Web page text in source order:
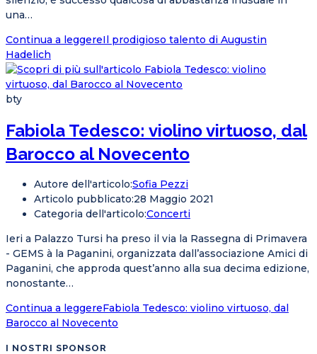
una…
Continua a leggereIl prodigioso talento di Augustin
Hadelich
bty
Fabiola Tedesco: violino virtuoso, dal
Barocco al Novecento
Autore dell'articolo:Sofia Pezzi
Articolo pubblicato:28 Maggio 2021
Categoria dell'articolo:Concerti
Ieri a Palazzo Tursi ha preso il via la Rassegna di Primavera
- GEMS à la Paganini, organizzata dall’associazione Amici di
Paganini, che approda quest’anno alla sua decima edizione,
nonostante…
Continua a leggereFabiola Tedesco: violino virtuoso, dal
Barocco al Novecento
I NOSTRI SPONSOR